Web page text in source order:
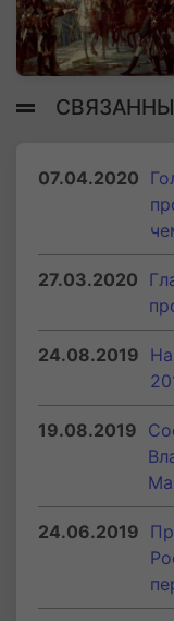
07.04.2020
27.03.2020
24.08.2019
19.08.2019
24.06.2019